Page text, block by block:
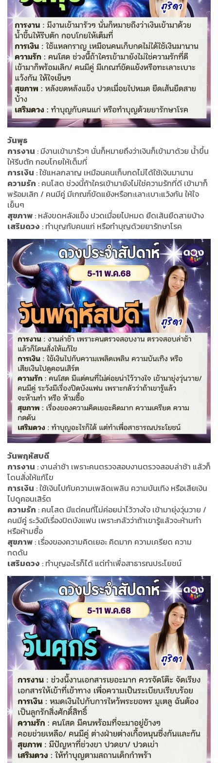
วันพุธ
การงาน : มีงานเข้ามารัวๆ นั่นก็หมายถึงว่าเงินก็เข้ามาด้วย น้ำขึ้น
ให้รีบตัก กอบโกยให้เต็มที่
การเงิน : ใช้แหลกลาญ เหมือนคนเก็บกดไม่ได้ใช้เงินมานาน
ความรัก : คนโสด ช่วงนี้ถ้าใครเข้ามายังไม่ใช่ความรักที่ดี เข้ามาก็
พร้อมเลิก / คนมีคู่ มีเกณฑ์ขัดแย้งหรือทะเลาะเบาะแว้งกัน ให้ใจ
เย็นๆ
สุขภาพ : หลังขดหลังแข็ง ปวดเมื่อยไปหมด ยืดเส้นยืดสายบ้าง
เสริมดวง : ทำบุญกับคนแก่ หรือทำบุญด้วยยารักษาโรค
วันพฤหัสบดี
การงาน : งานล่าช้า เพราะคนตรวจสอบงานตรวจสอบล่าช้า แล้วก็
โดนสั่งให้แก้ไข
การเงิน : ใช้เงินไปกับความเพลิดเพลิน ความบันเทิง หรือเสียเงิน
ไปดูคอนเสิร์ต
ความรัก : คนโสด มีแต่คนที่ไม่ค่อยน่าไว้วางใจ เข้ามายุ่งวุ่นวาย /
คนมีคู่ ระวังมีเรื่องปิดบังแฟน เพราะกลัวว่าถ้าเขารู้แล้วจะห้ามทำ
หรือห้ามซื้อ
สุขภาพ : เรื่องของความคิดเยอะ คิดมาก ความเครียด ความ
กดดัน
เสริมดวง : ทำบุญอะไรก็ได้ แต่ทำเพื่อสาธารณประโยชน์